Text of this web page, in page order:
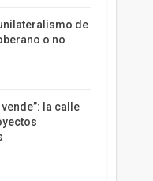
de
o no
la calle